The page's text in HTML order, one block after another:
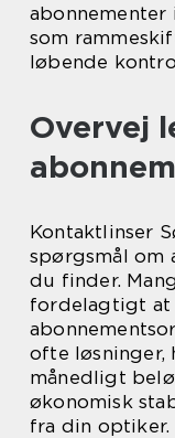
som
løbende
Overvej
Kontaktlinser
spørgsmål om
du finder.
fordelagtigt at
ofte løsninger,
månedligt
økonomisk
fra din optiker.